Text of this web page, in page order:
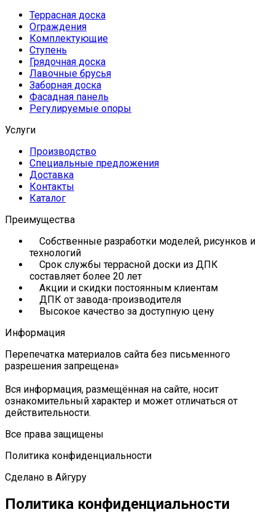
Террасная доска
Ограждения
Комплектующие
Ступень
Грядочная доска
Лавочные брусья
Заборная доска
Фасадная панель
Регулируемые опоры
Услуги
Производство
Специальные предложения
Доставка
Контакты
Каталог
Преимущества
Собственные разработки моделей, рисунков и
технологий
Срок службы террасной доски из ДПК
составляет более 20 лет
Акции и скидки постоянным клиентам
ДПК от завода-производителя
Высокое качество за доступную цену
Информация
Перепечатка материалов сайта без письменного
разрешения запрещена»
Вся информация, размещённая на сайте, носит
ознакомительный характер и может отличаться от
действительности.
Все права защищены
Политика конфиденциальности
Сделано в Айгуру
Политика конфиденциальности